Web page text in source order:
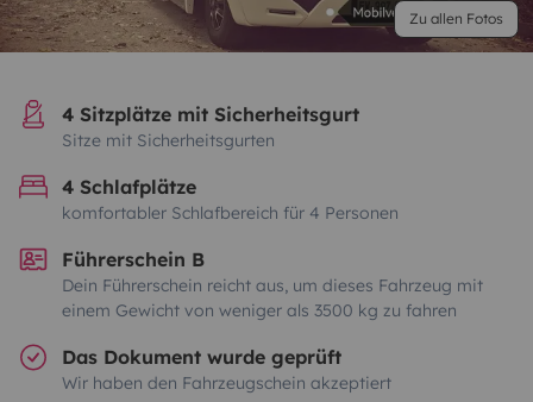
Zu allen Fotos
4 Sitzplätze mit Sicherheitsgurt
Sitze mit Sicherheitsgurten
4 Schlafplätze
komfortabler Schlafbereich für 4 Personen
Führerschein B
Dein Führerschein reicht aus, um dieses Fahrzeug mit
einem Gewicht von weniger als 3500 kg zu fahren
Das Dokument wurde geprüft
Wir haben den Fahrzeugschein akzeptiert